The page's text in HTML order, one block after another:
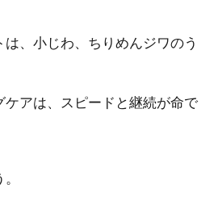
は、小じわ、ちりめんジワのう
ケアは、スピードと継続が命で